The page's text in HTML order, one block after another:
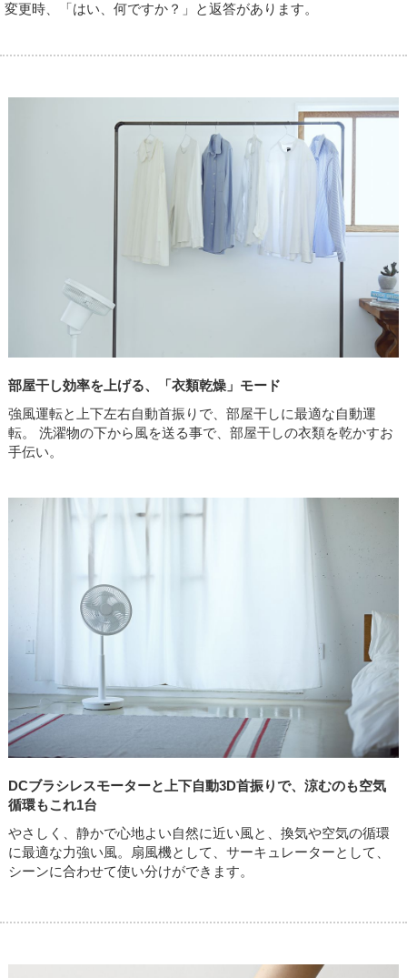
変更時、「はい、何ですか？」と返答があります。
部屋干し効率を上げる、「衣類乾燥」モード
強風運転と上下左右自動首振りで、部屋干しに最適な自動運
転。 洗濯物の下から風を送る事で、部屋干しの衣類を乾かすお
手伝い。
DCブラシレスモーターと上下自動3D首振りで、涼むのも空気
循環もこれ1台
やさしく、静かで心地よい自然に近い風と、換気や空気の循環
に最適な力強い風。扇風機として、サーキュレーターとして、
シーンに合わせて使い分けができます。